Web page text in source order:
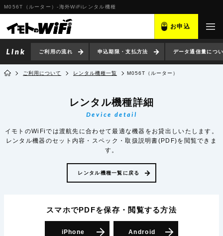
M056T（ルーター）-海外WiFiレンタル機種
お申込
ご利用の流れ 申込期限・支払方法 データ通信量につ
ご利用について レンタル機種一覧 M056T（ルーター）
レンタル機種詳細
Device detail
イモトのWiFiでは渡航先に合わせて最適な機器をお貸出しいたします。
レンタル機器のセット内容・スペック・取扱説明書(PDF)を閲覧できま
す。
レンタル機種一覧に戻る
スマホでPDFを保存・閲覧する方法
iPhone Android